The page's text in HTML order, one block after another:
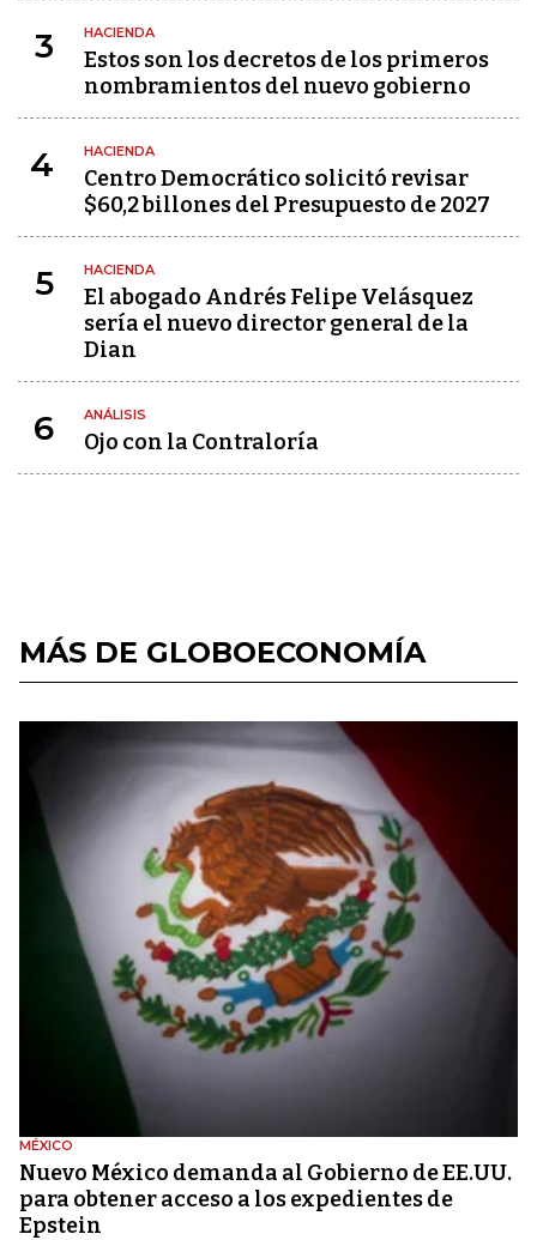
3 HACIENDA
Estos son los decretos de los primeros
nombramientos del nuevo gobierno
4 HACIENDA
Centro Democrático solicitó revisar
$60,2 billones del Presupuesto de 2027
5 HACIENDA
El abogado Andrés Felipe Velásquez
sería el nuevo director general de la
Dian
6 ANÁLISIS
Ojo con la Contraloría
MÁS DE GLOBOECONOMÍA
MÉXICO
Nuevo México demanda al Gobierno de EE.UU.
para obtener acceso a los expedientes de
Epstein